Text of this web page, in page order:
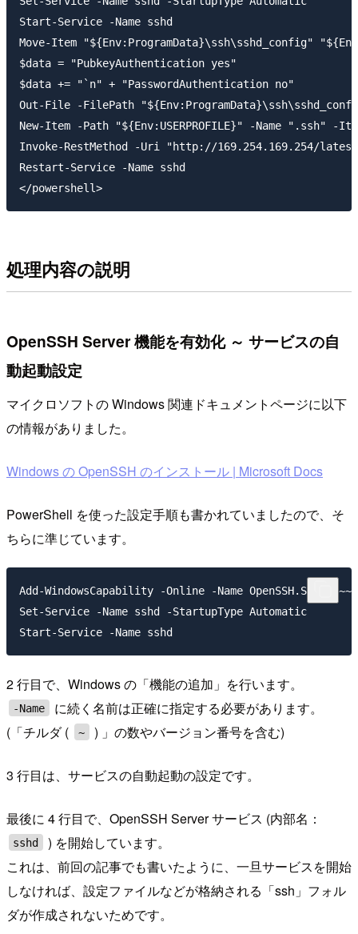
Start-Service -Name sshd
Move-Item "${Env:ProgramData}\ssh\sshd_config"
$data = "PubkeyAuthentication yes"
$data += "`n" + "PasswordAuthentication no"
Out-File -FilePath
New-Item -Path "${Env:USERPROFILE}" -Name ".ssh" -
Invoke-RestMethod -Uri "http://169.254.169.254/
Restart-Service -Name sshd
処理内容の説明
OpenSSH Server 機能を有効化 ～ サービスの自
動起動設定
マイクロソフトの Windows 関連ドキュメントページに以下
の情報がありました。
Windows の OpenSSH のインストール | Microsoft Docs
PowerShell を使った設定手順も書かれていましたので、そ
ちらに準じています。
Add-WindowsCapability -Online -Name
Set-Service -Name sshd -StartupType Automatic
2 行目で、Windows の「機能の追加」を行います。
-Name
に続く名前は正確に指定する必要があります。
(「チルダ (
~ ) 」の数やバージョン番号を含む)
3 行目は、サービスの自動起動の設定です。
最後に 4 行目で、OpenSSH Server サービス (内部名：
sshd
) を開始しています。
これは、前回の記事でも書いたように、一旦サービスを開始
しなければ、設定ファイルなどが格納される「ssh」フォル
ダが作成されないためです。